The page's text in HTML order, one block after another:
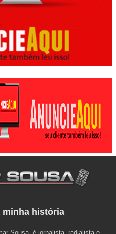
minha história
Sousa, é jornalista, radialista e